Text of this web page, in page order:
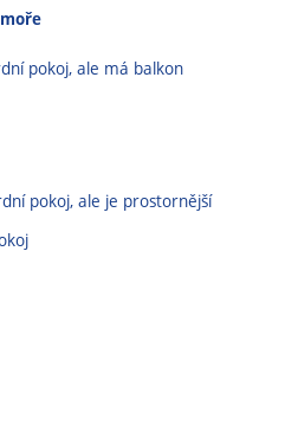
pokoj, ale má balkon
pokoj, ale je prostornější